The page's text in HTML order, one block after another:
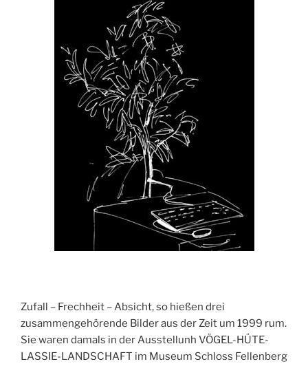
Zufall – Frechheit – Absicht, so hießen drei
zusammengehörende Bilder aus der Zeit um 1999 rum.
Sie waren damals in der Ausstellunh VÖGEL-HÜTE-
LASSIE-LANDSCHAFT im Museum Schloss Fellenberg